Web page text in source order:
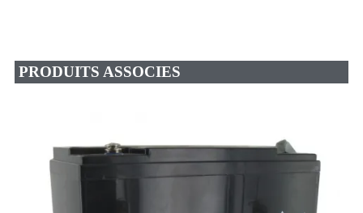
PRODUITS ASSOCIES